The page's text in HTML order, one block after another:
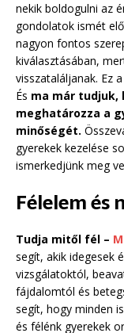
nekik boldogulni az
gondolatok ismét
nagyon fontos
kiválasztásában,
visszataláljanak. Ez
És ma már tudjuk,
meghatározza a
minőségét.
gyerekek kezelése
ismerkedjünk meg
Félelem és
Tudja mitől fél –
segít, akik idegesek
vizsgálatoktól,
fájdalomtól és
segít, hogy minden
és félénk gyerekek